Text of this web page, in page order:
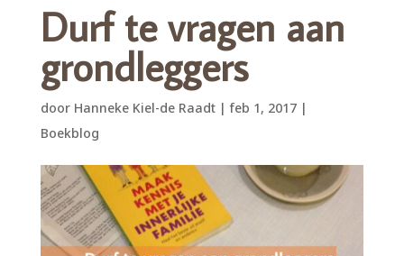
Durf te vragen aan
grondleggers
door Hanneke Kiel-de Raadt|feb 1, 2017|
Boekblog